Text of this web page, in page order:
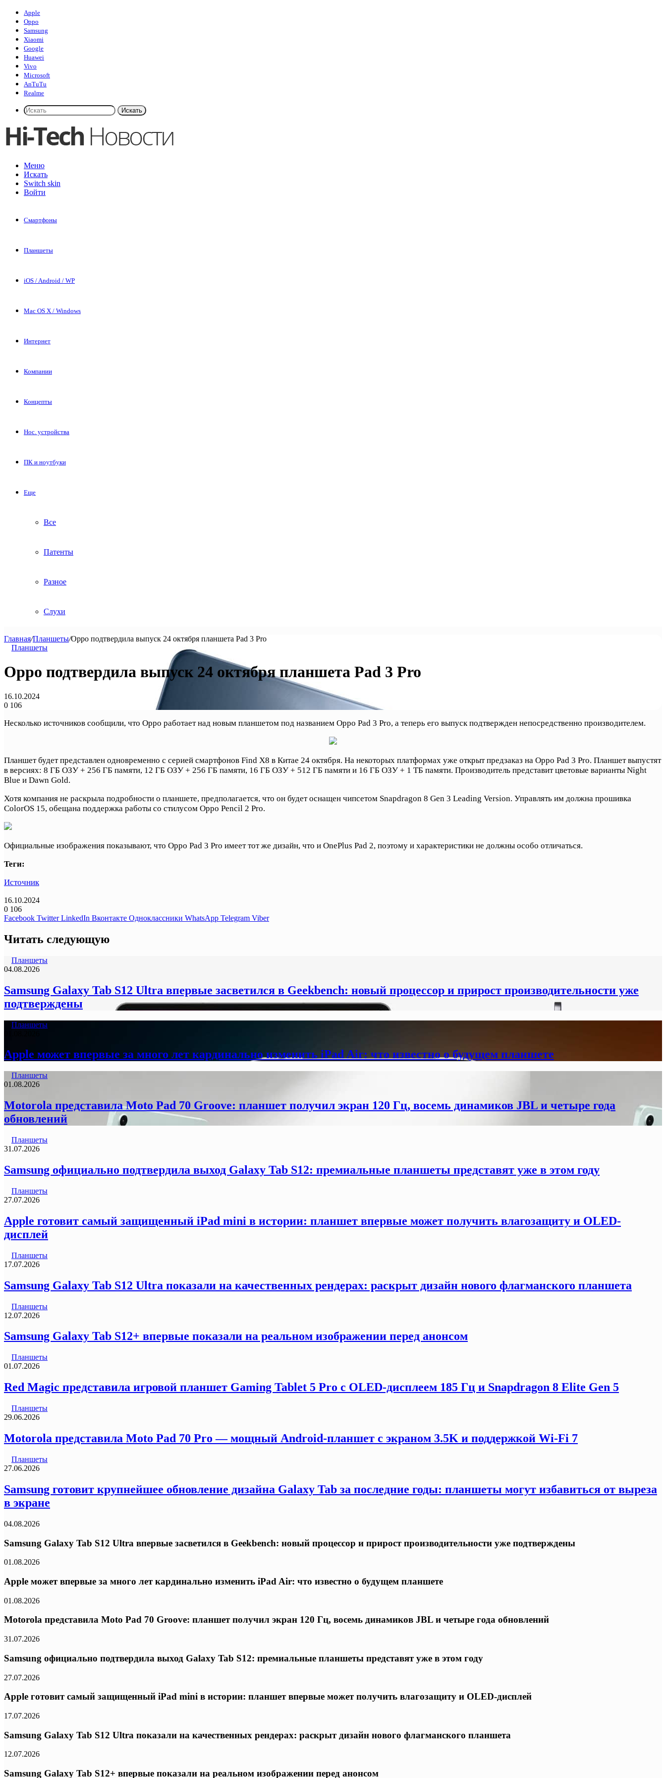
Apple
Oppo
Samsung
Xiaomi
Google
Huawei
Vivo
Microsoft
AnTuTu
Realme
Искать
Меню
Искать
Switch skin
Войти
Смартфоны
Планшеты
iOS / Android / WP
Mac OS X / Windows
Интернет
Компании
Концепты
Нос. устройства
ПК и ноутбуки
Еще
Все
Патенты
Разное
Слухи
Главная/Планшеты/Oppo подтвердила выпуск 24 октября планшета Pad 3 Pro
Планшеты
Oppo подтвердила выпуск 24 октября планшета Pad 3 Pro
16.10.2024
0 106
Несколько источников сообщили, что Oppo работает над новым планшетом под названием Oppo Pad 3 Pro, а теперь его выпуск подтвержден непосредственно производителем.
Планшет будет представлен одновременно с серией смартфонов Find X8 в Китае 24 октября. На некоторых платформах уже открыт предзаказ на Oppo Pad 3 Pro. Планшет выпустят
в версиях: 8 ГБ ОЗУ + 256 ГБ памяти, 12 ГБ ОЗУ + 256 ГБ памяти, 16 ГБ ОЗУ + 512 ГБ памяти и 16 ГБ ОЗУ + 1 ТБ памяти. Производитель представит цветовые варианты Night
Blue и Dawn Gold.
Хотя компания не раскрыла подробности о планшете, предполагается, что он будет оснащен чипсетом Snapdragon 8 Gen 3 Leading Version. Управлять им должна прошивка
ColorOS 15, обещана поддержка работы со стилусом Oppo Pencil 2 Pro.
Официальные изображения показывают, что Oppo Pad 3 Pro имеет тот же дизайн, что и OnePlus Pad 2, поэтому и характеристики не должны особо отличаться.
Теги:
Источник
16.10.2024
0 106
Facebook Twitter LinkedIn Вконтакте Одноклассники WhatsApp Telegram Viber
Читать следующую
Планшеты
04.08.2026
Samsung Galaxy Tab S12 Ultra впервые засветился в Geekbench: новый процессор и прирост производительности уже
подтверждены
Планшеты
Apple может впервые за много лет кардинально изменить iPad Air: что известно о будущем планшете
Планшеты
01.08.2026
Motorola представила Moto Pad 70 Groove: планшет получил экран 120 Гц, восемь динамиков JBL и четыре года
обновлений
Планшеты
31.07.2026
Samsung официально подтвердила выход Galaxy Tab S12: премиальные планшеты представят уже в этом году
Планшеты
27.07.2026
Apple готовит самый защищенный iPad mini в истории: планшет впервые может получить влагозащиту и OLED-
дисплей
Планшеты
17.07.2026
Samsung Galaxy Tab S12 Ultra показали на качественных рендерах: раскрыт дизайн нового флагманского планшета
Планшеты
12.07.2026
Samsung Galaxy Tab S12+ впервые показали на реальном изображении перед анонсом
Планшеты
01.07.2026
Red Magic представила игровой планшет Gaming Tablet 5 Pro с OLED-дисплеем 185 Гц и Snapdragon 8 Elite Gen 5
Планшеты
29.06.2026
Motorola представила Moto Pad 70 Pro — мощный Android-планшет с экраном 3.5K и поддержкой Wi-Fi 7
Планшеты
27.06.2026
Samsung готовит крупнейшее обновление дизайна Galaxy Tab за последние годы: планшеты могут избавиться от выреза
в экране
04.08.2026
Samsung Galaxy Tab S12 Ultra впервые засветился в Geekbench: новый процессор и прирост производительности уже подтверждены
01.08.2026
Apple может впервые за много лет кардинально изменить iPad Air: что известно о будущем планшете
01.08.2026
Motorola представила Moto Pad 70 Groove: планшет получил экран 120 Гц, восемь динамиков JBL и четыре года обновлений
31.07.2026
Samsung официально подтвердила выход Galaxy Tab S12: премиальные планшеты представят уже в этом году
27.07.2026
Apple готовит самый защищенный iPad mini в истории: планшет впервые может получить влагозащиту и OLED-дисплей
17.07.2026
Samsung Galaxy Tab S12 Ultra показали на качественных рендерах: раскрыт дизайн нового флагманского планшета
12.07.2026
Samsung Galaxy Tab S12+ впервые показали на реальном изображении перед анонсом